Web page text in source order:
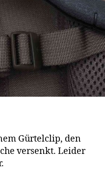
Gürtelclip, den
versenkt. Leider